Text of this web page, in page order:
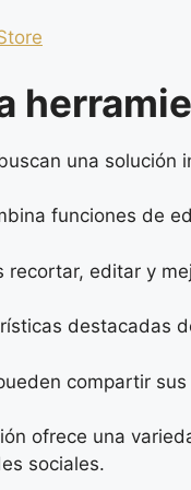
una solución
funciones de
recortar, editar y
destacadas
compartir
ofrece una
sociales.